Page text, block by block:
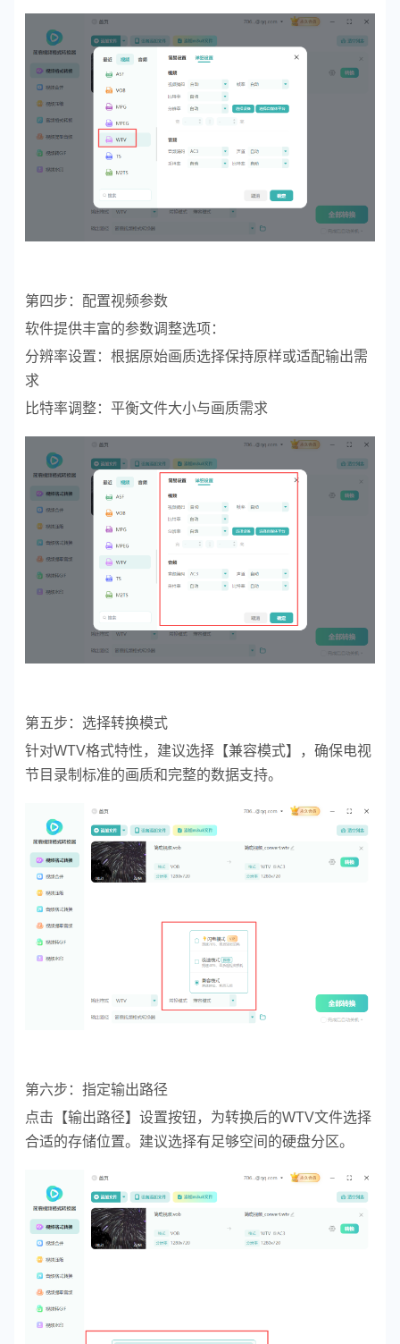
第四步：配置视频参数
软件提供丰富的参数调整选项：
分辨率设置：根据原始画质选择保持原样或适配输出需
求
比特率调整：平衡文件大小与画质需求
第五步：选择转换模式
针对WTV格式特性，建议选择【兼容模式】，确保电视
节目录制标准的画质和完整的数据支持。
第六步：指定输出路径
点击【输出路径】设置按钮，为转换后的WTV文件选择
合适的存储位置。建议选择有足够空间的硬盘分区。